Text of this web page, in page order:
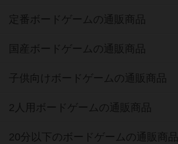
定番ボードゲームの通販商品
国産ボードゲームの通販商品
子供向けボードゲームの通販商品
2人用ボードゲームの通販商品
20分以下のボードゲームの通販商品